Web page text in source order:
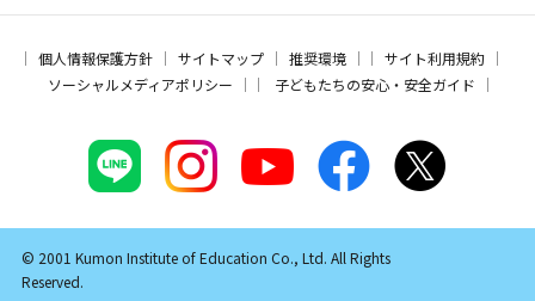
個人情報保護方針 サイトマップ 推奨環境
サイト利用規約
ソーシャルメディアポリシー
子どもたちの安心・安全ガイド
© 2001 Kumon Institute of Education Co., Ltd. All Rights
Reserved.